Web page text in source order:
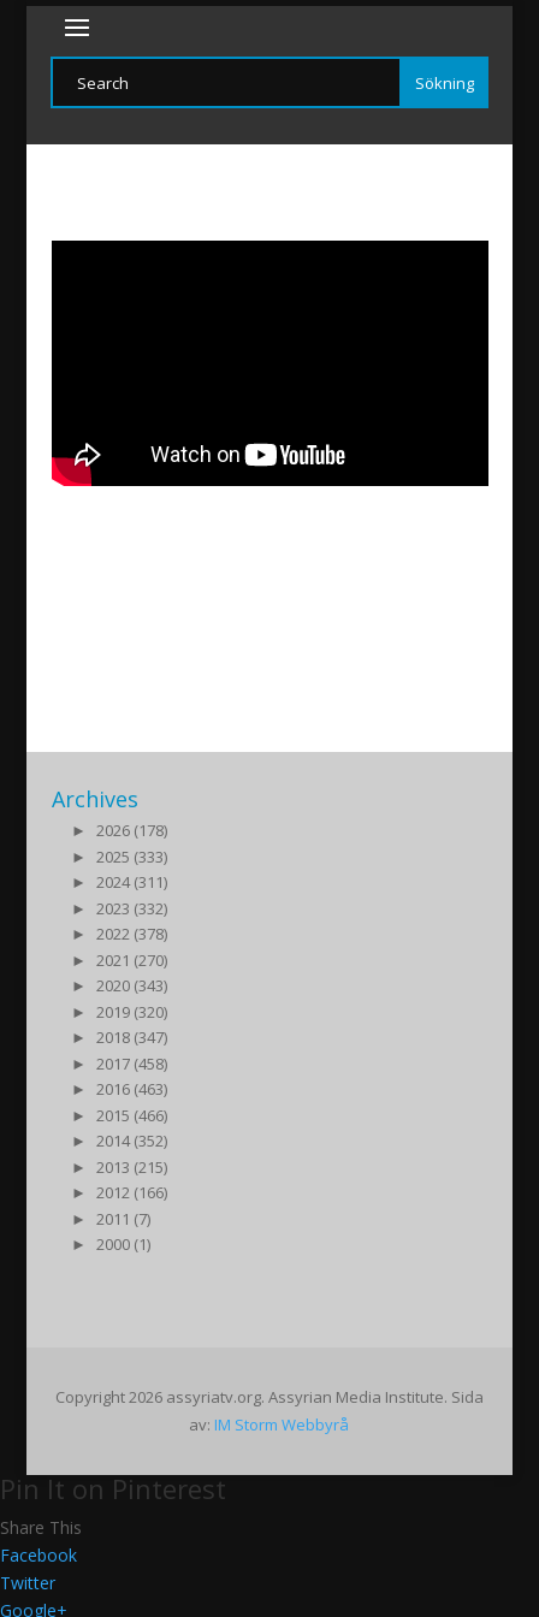
Archives
►
2026 (178)
►
2025 (333)
►
2024 (311)
►
2023 (332)
►
2022 (378)
►
2021 (270)
►
2020 (343)
►
2019 (320)
►
2018 (347)
►
2017 (458)
►
2016 (463)
►
2015 (466)
►
2014 (352)
►
2013 (215)
►
2012 (166)
►
2011 (7)
►
2000 (1)
Copyright 2026 assyriatv.org. Assyrian Media Institute. Sida
av: IM Storm Webbyrå
Pin It on Pinterest
Share This
Facebook
Twitter
Google+